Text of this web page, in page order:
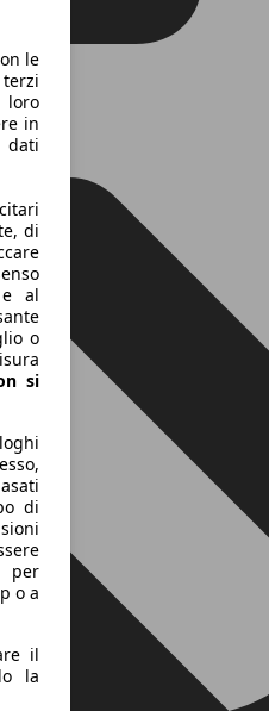
le
loro
in
dati
di
e al
o
si
di
per
o a
il
la